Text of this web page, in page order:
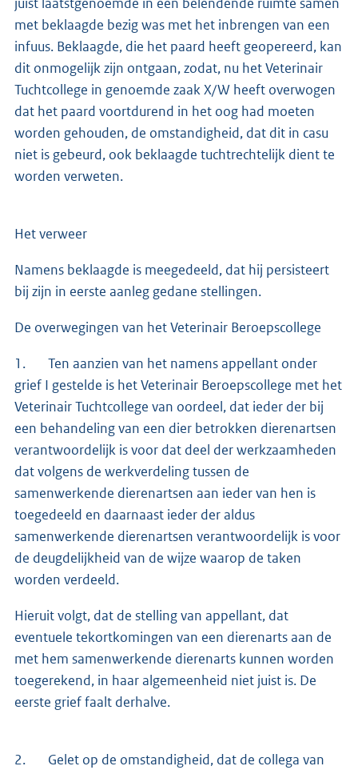
met beklaagde bezig was met het inbrengen van een
infuus. Beklaagde, die het paard heeft geopereerd, kan
dit onmogelijk zijn ontgaan, zodat, nu het Veterinair
Tuchtcollege in genoemde zaak X/W heeft overwogen
dat het paard voortdurend in het oog had moeten
worden gehouden, de omstandigheid, dat dit in casu
niet is gebeurd, ook beklaagde tuchtrechtelijk dient te
worden verweten.
Het verweer
Namens beklaagde is meegedeeld, dat hij persisteert
bij zijn in eerste aanleg gedane stellingen.
De overwegingen van het Veterinair Beroepscollege
1. Ten aanzien van het namens appellant onder
grief I gestelde is het Veterinair Beroepscollege met het
Veterinair Tuchtcollege van oordeel, dat ieder der bij
een behandeling van een dier betrokken dierenartsen
verantwoordelijk is voor dat deel der werkzaamheden
dat volgens de werkverdeling tussen de
samenwerkende dierenartsen aan ieder van hen is
toegedeeld en daarnaast ieder der aldus
samenwerkende dierenartsen verantwoordelijk is voor
de deugdelijkheid van de wijze waarop de taken
worden verdeeld.
Hieruit volgt, dat de stelling van appellant, dat
eventuele tekortkomingen van een dierenarts aan de
met hem samenwerkende dierenarts kunnen worden
toegerekend, in haar algemeenheid niet juist is. De
eerste grief faalt derhalve.
2. Gelet op de omstandigheid, dat de collega van